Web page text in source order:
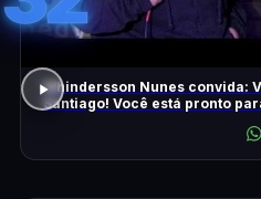
Whindersson Nunes convida:
Santiago! Você está pronto